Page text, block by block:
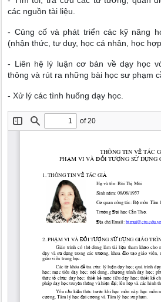
các nguồn tài liệu.
- Củng cố và phát triển các kỹ năng
(nhận thức, tư duy, học cá nhân, học hợp
- Liên hệ lý luận cơ bản về dạy học
thông và rút ra những bài học sư phạm
- Xử lý các tình huống dạy học.